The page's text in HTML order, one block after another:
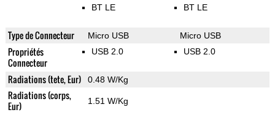
BT LE BT LE
Type de Connecteur Micro USB Micro USB
Propriétés
Connecteur
USB 2.0 USB 2.0
Radiations (tete, Eur) 0.48 W/Kg
Radiations (corps,
Eur)
1.51 W/Kg